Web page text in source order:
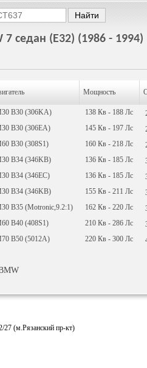
седан (E32) (1986 - 1994)
Мощность
B30 (306KA) 138 Кв - 188 Лс
B30 (306EA) 145 Кв - 197 Лс
B30 (308S1) 160 Кв - 218 Лс
B34 (346KB) 136 Кв - 185 Лс
B34 (346EC) 136 Кв - 185 Лс
B34 (346KB) 155 Кв - 211 Лс
B35 (Motronic,9.2:1) 162 Кв - 220 Лс
B40 (408S1) 210 Кв - 286 Лс
B50 (5012A) 220 Кв - 300 Лс
27 (м.Рязанский пр-кт)